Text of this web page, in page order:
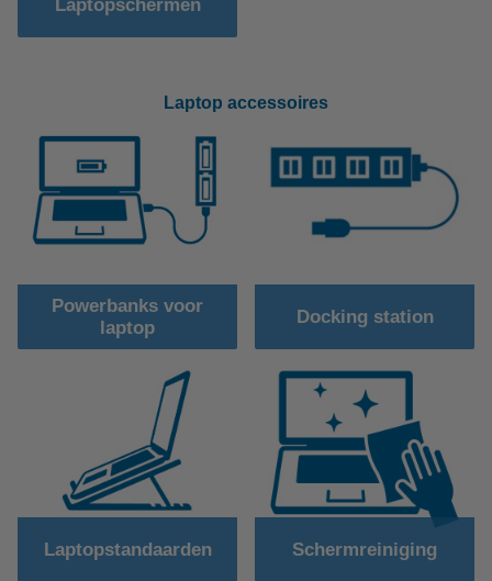
Laptopschermen
Laptop accessoires
Powerbanks voor
laptop
Docking station
Laptopstandaarden Schermreiniging